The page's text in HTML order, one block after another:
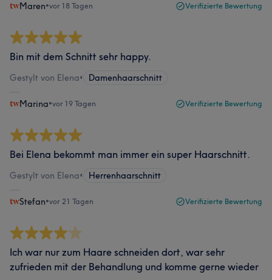
Maren•vor 18 Tagen Verifizierte Bewertung
Bin mit dem Schnitt sehr happy.
Gestylt von Elena• Damenhaarschnitt
Marina•vor 19 Tagen Verifizierte Bewertung
Bei Elena bekommt man immer ein super Haarschnitt.
Gestylt von Elena• Herrenhaarschnitt
Stefan•vor 21 Tagen Verifizierte Bewertung
Ich war nur zum Haare schneiden dort, war sehr
zufrieden mit der Behandlung und komme gerne wieder